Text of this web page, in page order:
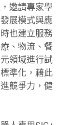
邀請專家學
展模式與應
也建立服務
、物流、餐
領域進行試
準化，藉此
競爭力，健